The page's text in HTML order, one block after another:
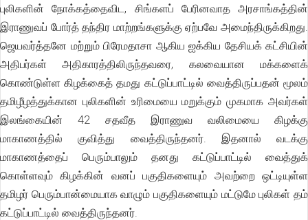
புலிகளின் நோக்கத்தைவிட, சிங்களப் பேரினவாத அரசாங்கத்தின்
இராணுவப் போர்த் தந்திர மாற்றங்களுக்கு ஏற்பவே அமைந்திருக்கிறது.
ஜெயவர்த்தனே மற்றும் பிரேமதாசா ஆகிய ஐக்கிய தேசியக் கட்சியின்
அதிபர்கள் அதிகாரத்திலிருந்தவரை, கலவையான மக்களைக்
கொண்டுள்ள கிழக்கைத் தமது கட்டுப்பாட்டில் வைத்திருப்பதன் மூலம்
தமிழீழத்துக்கான புலிகளின் உரிமையை மறுக்கும் முகமாக அவர்கள்
இலங்கையின் 42 சதவீத இராணுவ வலிமையை கிழக்கு
மாகாணத்தில் குவித்து வைத்திருந்தனர். இதனால் வடக்கு
மாகாணத்தைப் பெரும்பாலும் தனது கட்டுப்பாட்டில் வைத்துக்
கொள்ளவும் கிழக்கின் வனப் பகுதிகளையும் அவற்றை ஒட்டியுள்ள
தமிழர் பெரும்பான்மையாக வாழும் பகுதிகளையும் மட்டுமே புலிகள் தம்
கட்டுப்பாட்டில் வைத்திருந்தனர்.